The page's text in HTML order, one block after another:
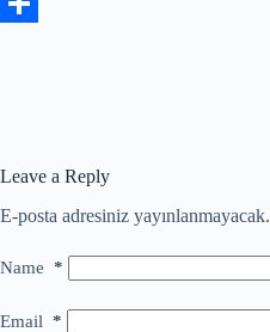
Leave a Reply
E-posta adresiniz yayınlanmayacak.
Name *
Email *